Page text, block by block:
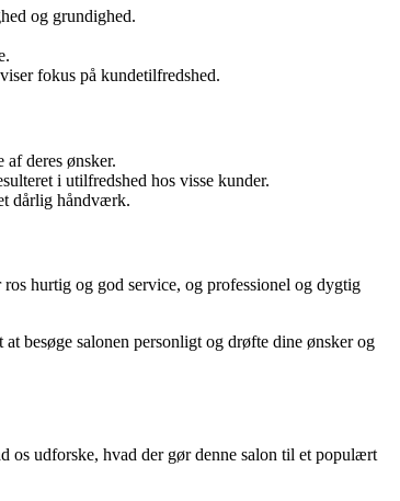
og grundighed.
fokus på kundetilfredshed.
deres ønsker.
i utilfredshed hos visse kunder.
dårlig håndværk.
hurtig og god service, og professionel og dygtig
besøge salonen personligt og drøfte dine ønsker og
os udforske, hvad der gør denne salon til et populært